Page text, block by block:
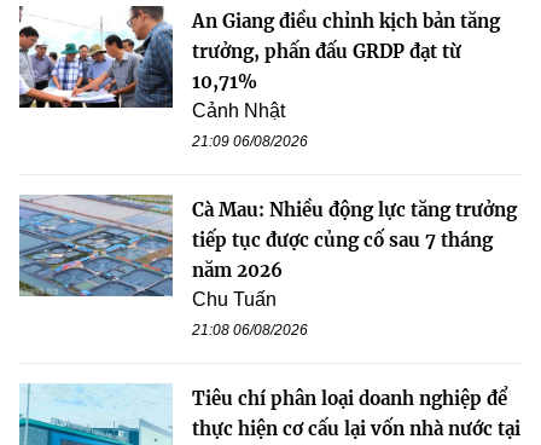
An Giang điều chỉnh kịch bản tăng
trưởng, phấn đấu GRDP đạt từ
10,71%
Cảnh Nhật
21:09 06/08/2026
Cà Mau: Nhiều động lực tăng trưởng
tiếp tục được củng cố sau 7 tháng
năm 2026
Chu Tuấn
21:08 06/08/2026
Tiêu chí phân loại doanh nghiệp để
thực hiện cơ cấu lại vốn nhà nước tại